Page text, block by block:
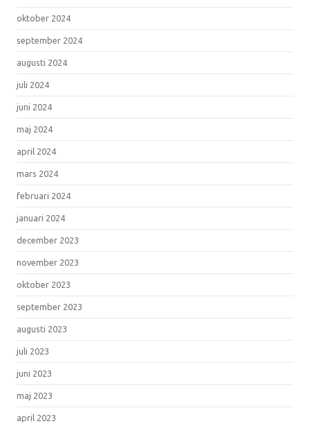
oktober 2024
september 2024
augusti 2024
juli 2024
juni 2024
maj 2024
april 2024
mars 2024
februari 2024
januari 2024
december 2023
november 2023
oktober 2023
september 2023
augusti 2023
juli 2023
juni 2023
maj 2023
april 2023